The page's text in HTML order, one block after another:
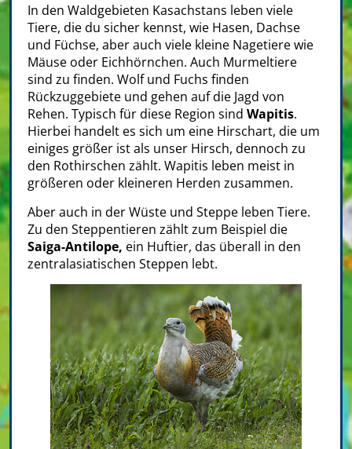
In den Waldgebieten Kasachstans leben viele
Tiere, die du sicher kennst, wie Hasen, Dachse
und Füchse, aber auch viele kleine Nagetiere wie
Mäuse oder Eichhörnchen. Auch Murmeltiere
sind zu finden. Wolf und Fuchs finden
Rückzuggebiete und gehen auf die Jagd von
Rehen. Typisch für diese Region sind Wapitis.
Hierbei handelt es sich um eine Hirschart, die um
einiges größer ist als unser Hirsch, dennoch zu
den Rothirschen zählt. Wapitis leben meist in
größeren oder kleineren Herden zusammen.
Aber auch in der Wüste und Steppe leben Tiere.
Zu den Steppentieren zählt zum Beispiel die
Saiga-Antilope, ein Huftier, das überall in den
zentralasiatischen Steppen lebt.